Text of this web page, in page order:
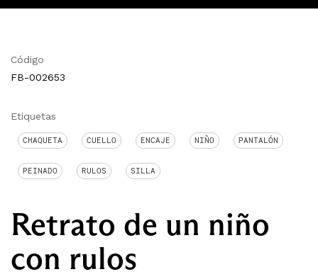
Código
FB-002653
Etiquetas
CHAQUETA CUELLO ENCAJE NIÑO PANTALÓN
PEINADO RULOS SILLA
Retrato de un niño
con rulos